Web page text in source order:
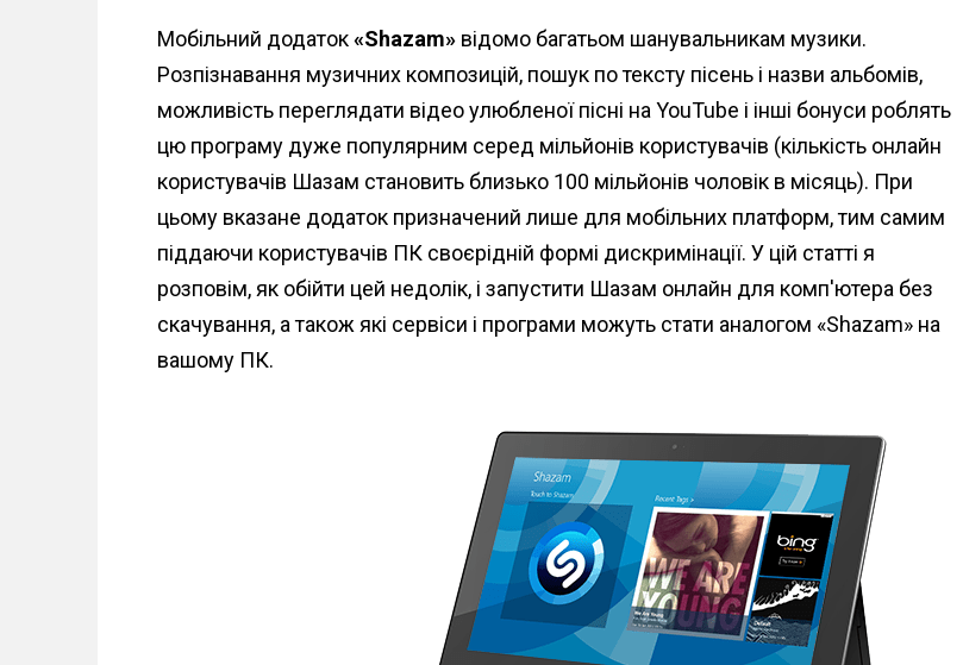
Мобільний додаток«Shazam» відомо багатьом шанувальникам музики.
Розпізнавання музичних композицій, пошук по тексту пісень і назви альбомів,
можливість переглядати відео улюбленої пісні на YouTube і інші бонуси роблять
цю програму дуже популярним серед мільйонів користувачів (кількість онлайн
користувачів Шазам становить близько 100 мільйонів чоловік в місяць). При
цьому вказане додаток призначений лише для мобільних платформ, тим самим
піддаючи користувачів ПК своєрідній формі дискримінації. У цій статті я
розповім, як обійти цей недолік, і запустити Шазам онлайн для комп'ютера без
скачування, а також які сервіси і програми можуть стати аналогом «Shazam» на
вашому ПК.